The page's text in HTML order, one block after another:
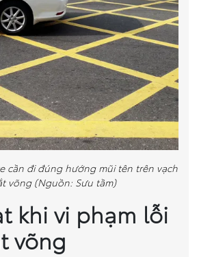
cần đi đúng hướng mũi tên trên vạch
võng (Nguồn: Sưu tầm)
khi vi phạm lỗi
võng